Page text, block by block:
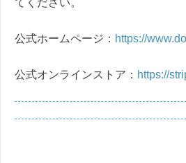
てください。
公式ホームページ： https://
公式オンラインストア： https://